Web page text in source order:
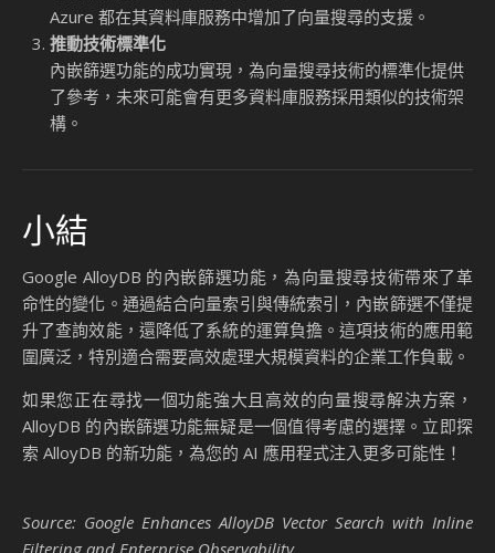
內嵌篩選的技術挑戰與解決方
案
儘管內嵌篩選功能帶來了諸多優勢，但其實現過程中也面臨一
優化索引結構
Google 在 AlloyDB 中採用了先進的索引結構，確保向量
索引與傳統索引能夠無縫協作。這種結構不僅提升了查詢
速度，還降低了系統資源的消耗。
分布式架構支持
詢，並在多節點之間分配工作負載，進一步提升了系統的
效能。
動態優化查詢計劃